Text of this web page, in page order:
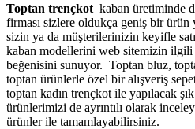
Toptan trençkot kaban üretiminde
firması sizlere oldukça geniş bir ürün
sizin ya da müşterilerinizin keyifle
kaban modellerini web sitemizin ilgili
beğenisini sunuyor. Toptan bluz,
toptan ürünlerle özel bir alışveriş
toptan kadın trençkot ile yapılacak
ürünlerimizi de ayrıntılı olarak
ürünler ile tamamlayabilirsiniz.